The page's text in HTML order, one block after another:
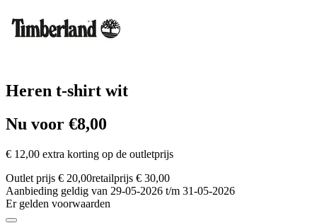
Heren t-shirt wit
Nu voor €8,00
€ 12,00 extra korting op de outletprijs
Outlet prijs € 20,00retailprijs € 30,00
Aanbieding geldig van 29-05-2026 t/m 31-05-2026
Er gelden voorwaarden